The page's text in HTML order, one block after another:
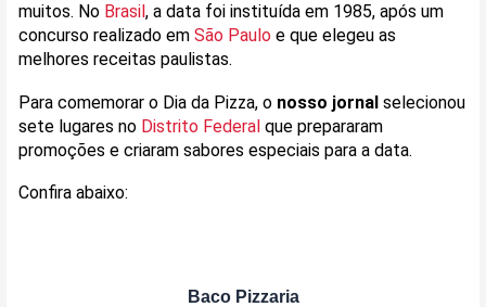
muitos. No Brasil, a data foi instituída em 1985, após um
concurso realizado em São Paulo e que elegeu as
melhores receitas paulistas.
Para comemorar o Dia da Pizza, o nosso jornal selecionou
sete lugares no Distrito Federalque prepararam
promoções e criaram sabores especiais para a data.
Confira abaixo:
Baco Pizzaria